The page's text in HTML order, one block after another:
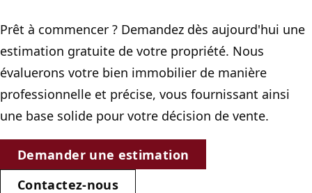
Prêt à commencer ? Demandez dès aujourd'hui une
estimation gratuite de votre propriété. Nous
évaluerons votre bien immobilier de manière
professionnelle et précise, vous fournissant ainsi
une base solide pour votre décision de vente.
Demander une estimation
Contactez-nous